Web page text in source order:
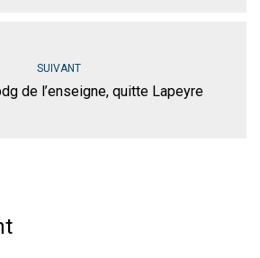
SUIVANT
de l’enseigne, quitte Lapeyre